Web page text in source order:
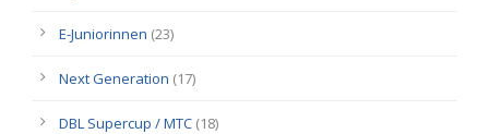
E-Juniorinnen (23)
Next Generation (17)
DBL Supercup / MTC (18)